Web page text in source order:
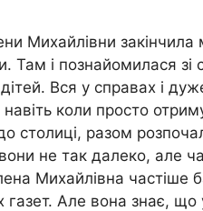
Михайлівни закінчила
Там і познайомилася зі
Вся у справах і
коли просто
столиці, разом
не так далеко, але
Михайлівна частіше
газет. Але вона знає,